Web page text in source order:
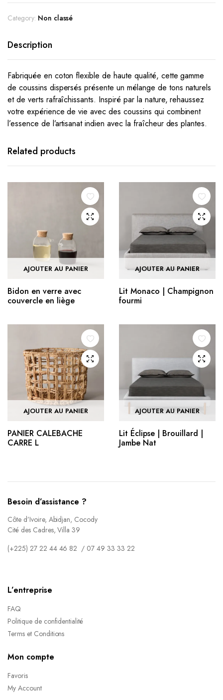
Category: Non classé
Description
Fabriquée en coton flexible de haute qualité, cette gamme
de coussins dispersés présente un mélange de tons naturels
et de verts rafraîchissants. Inspiré par la nature, rehaussez
votre expérience de vie avec des coussins qui combinent
l’essence de l’artisanat indien avec la fraîcheur des plantes.
Related products
AJOUTER AU PANIER
Bidon en verre avec
couvercle en liège
AJOUTER AU PANIER
Lit Monaco | Champignon
fourmi
AJOUTER AU PANIER
PANIER CALEBACHE
CARRE L
AJOUTER AU PANIER
Lit Éclipse | Brouillard |
Jambe Nat
Besoin d’assistance ?
Côte d’Ivoire, Abidjan, Cocody
Cité des Cadres, Villa 39
(+225) 27 22 44 46 82 / 07 49 33 33 22
L’entreprise
FAQ
Politique de confidentialité
Terms et Conditions
Mon compte
Favoris
My Account